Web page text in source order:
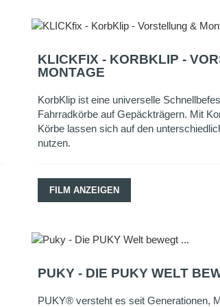
KLICKFIX - KORBKLIP -
MONTAGE
KorbKlip ist eine universelle
Fahrradkörbe auf Gepäckträgern. Mit
Körbe lassen sich auf den
nutzen.
FILM ANZEIGEN
PUKY - DIE PUKY WELT
PUKY® versteht es seit Generationen,